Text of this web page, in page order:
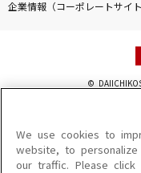
企業情報（コーポレートサイト
©
このサイトに掲載されている一
を問わず、著作権法の定める範
を禁じます。
楽曲及びコンテンツは、機種に
We use cookies to
website, to
our traffic. Please click